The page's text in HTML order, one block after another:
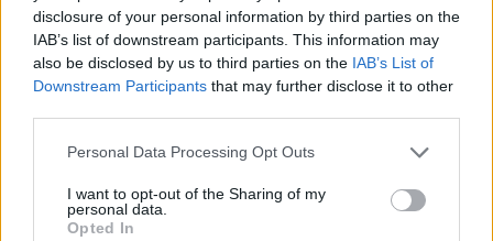
disclosure of your personal information by third parties on the
IAB’s list of downstream participants. This information may
also be disclosed by us to third parties on the IAB’s List of
Downstream Participants that may further disclose it to other
Personal Data Processing Opt Outs
I want to opt-out of the Sharing of my
personal data.
Opted In